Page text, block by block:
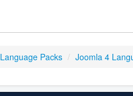
Language Packs / Joomla 4